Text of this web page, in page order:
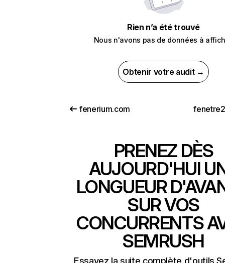
Rien n’a été trouvé
Nous n'avons pas de données à
Obtenir votre audit →
fenerium.com
PRENEZ DÈS
AUJOURD'HUI
LONGUEUR
SUR VOS
CONCURRENTS
SEMRUSH
Essayez la suite complète d'outils